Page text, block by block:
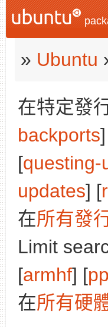
» Ubuntu
在特定發
backports
[questing-
updates] [
在所有發
Limit
[armhf] [
在所有硬